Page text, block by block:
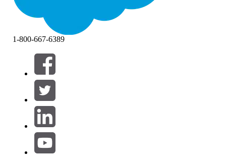
Фильтры (0)
ВЫБРАТЬ ФИЛЬТРЫ
Область продуктов
1-800-667-6389